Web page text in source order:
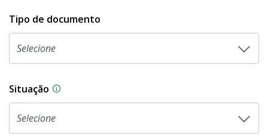
Tipo de documento
Situação Na CLDF, as proposições legislativas